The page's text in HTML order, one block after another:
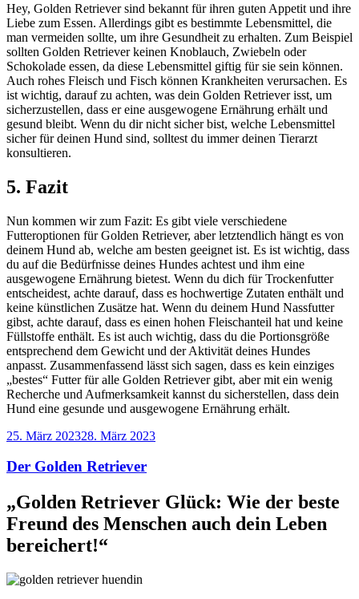
Hey, Golden Retriever sind bekannt für ihren guten Appetit und ihre
Liebe zum Essen. Allerdings gibt es bestimmte Lebensmittel, die
man vermeiden sollte, um ihre Gesundheit zu erhalten. Zum Beispiel
sollten Golden Retriever keinen Knoblauch, Zwiebeln oder
Schokolade essen, da diese Lebensmittel giftig für sie sein können.
Auch rohes Fleisch und Fisch können Krankheiten verursachen. Es
ist wichtig, darauf zu achten, was dein Golden Retriever isst, um
sicherzustellen, dass er eine ausgewogene Ernährung erhält und
gesund bleibt. Wenn du dir nicht sicher bist, welche Lebensmittel
sicher für deinen Hund sind, solltest du immer deinen Tierarzt
konsultieren.
5. Fazit
Nun kommen wir zum Fazit: Es gibt viele verschiedene
Futteroptionen für Golden Retriever, aber letztendlich hängt es von
deinem Hund ab, welche am besten geeignet ist. Es ist wichtig, dass
du auf die Bedürfnisse deines Hundes achtest und ihm eine
ausgewogene Ernährung bietest. Wenn du dich für Trockenfutter
entscheidest, achte darauf, dass es hochwertige Zutaten enthält und
keine künstlichen Zusätze hat. Wenn du deinem Hund Nassfutter
gibst, achte darauf, dass es einen hohen Fleischanteil hat und keine
Füllstoffe enthält. Es ist auch wichtig, dass du die Portionsgröße
entsprechend dem Gewicht und der Aktivität deines Hundes
anpasst. Zusammenfassend lässt sich sagen, dass es kein einziges
„bestes“ Futter für alle Golden Retriever gibt, aber mit ein wenig
Recherche und Aufmerksamkeit kannst du sicherstellen, dass dein
Hund eine gesunde und ausgewogene Ernährung erhält.
Veröffentlicht
25. März 202328. März 2023
Der Golden Retriever
„Golden Retriever Glück: Wie der beste
Freund des Menschen auch dein Leben
bereichert!“